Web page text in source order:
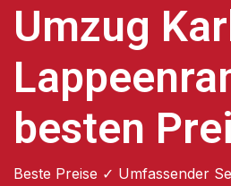
Umzug
besten
Beste Preise ✓ Umfassender